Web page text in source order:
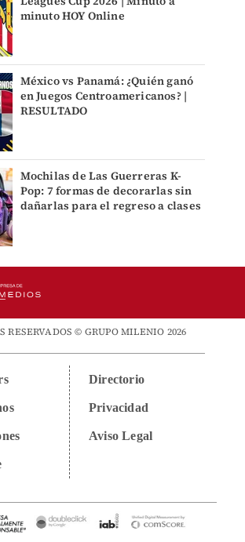
minuto HOY Online
México vs Panamá: ¿Quién ganó
en Juegos Centroamericanos? |
RESULTADO
Mochilas de Las Guerreras K-
Pop: 7 formas de decorarlas sin
dañarlas para el regreso a clases
RESERVADOS © GRUPO MILENIO 2026
Directorio
Privacidad
Aviso Legal